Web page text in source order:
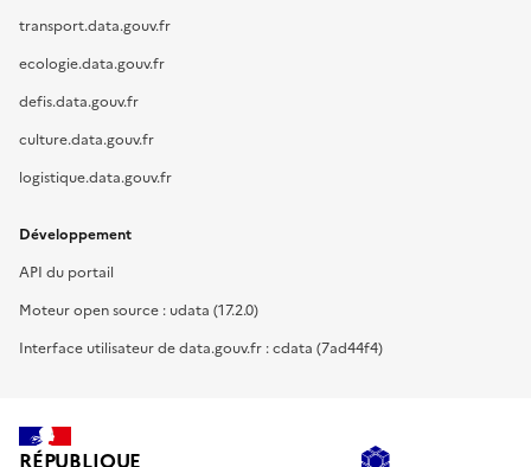
transport.data.gouv.fr
ecologie.data.gouv.fr
defis.data.gouv.fr
culture.data.gouv.fr
logistique.data.gouv.fr
Développement
API du portail
Moteur open source : udata (17.2.0)
Interface utilisateur de data.gouv.fr : cdata (7ad44f4)